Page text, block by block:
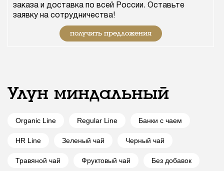
Улун миндальный
Organic Line Regular Line Банки с чаем
HR Line Зеленый чай Черный чай
Травяной чай Фруктовый чай Без добавок
заказа и доставка по всей России. Оставьте
заявку на сотрудничества!
получить предложения